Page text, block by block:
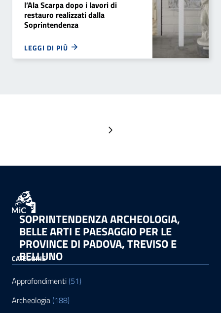
l’Ala Scarpa dopo i lavori di
restauro realizzati dalla
Soprintendenza
LEGGI DI PIÙ
Pagina successiva
SOPRINTENDENZA ARCHEOLOGIA,
BELLE ARTI E PAESAGGIO PER LE
PROVINCE DI PADOVA, TREVISO E
BELLUNO
CATEGORIE
Approfondimenti (51)
Archeologia (188)